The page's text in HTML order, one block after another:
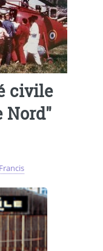
civile
Nord"
Francis